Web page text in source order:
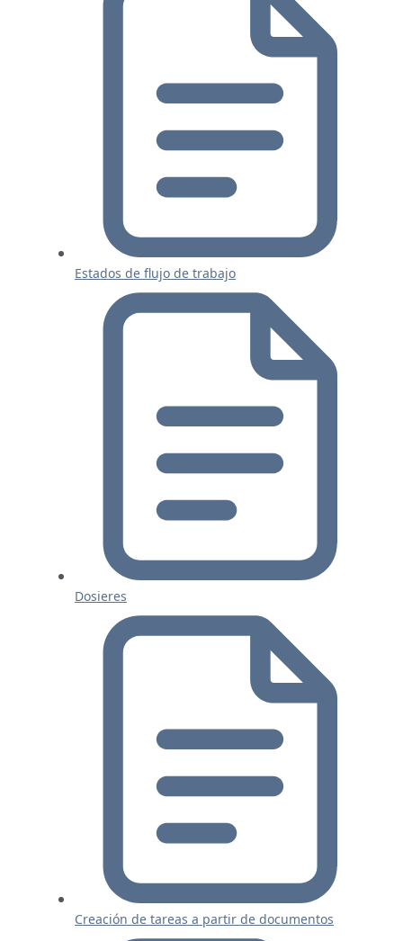
Estados de flujo de trabajo
Dosieres
Creación de tareas a partir de documentos